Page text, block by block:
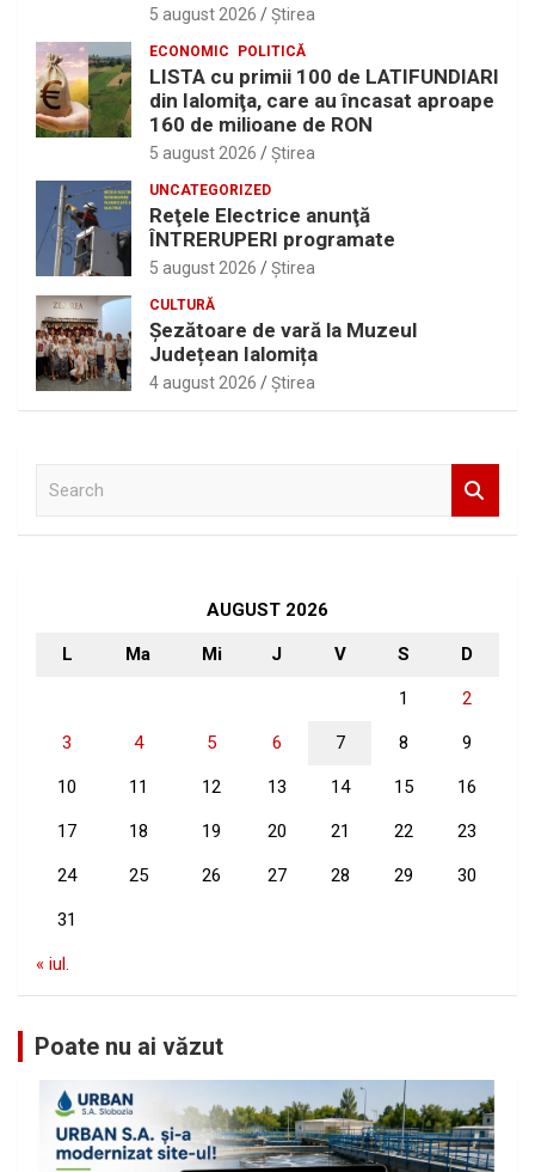
5 august 2026 Ştirea
ECONOMIC POLITICĂ
LISTA cu primii 100 de LATIFUNDIARI
din Ialomiţa, care au încasat aproape
160 de milioane de RON
5 august 2026 Ştirea
UNCATEGORIZED
Reţele Electrice anunţă
ÎNTRERUPERI programate
5 august 2026 Ştirea
CULTURĂ
Șezătoare de vară la Muzeul
Județean Ialomița
4 august 2026 Ştirea
AUGUST 2026
L Ma Mi J V S D
1 2
3 4 5 6 7 8 9
10 11 12 13 14 15 16
17 18 19 20 21 22 23
24 25 26 27 28 29 30
31
« iul.
Poate nu ai văzut